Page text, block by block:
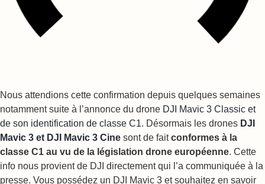
Nous attendions cette confirmation depuis quelques semaines
notamment suite à l’annonce du drone DJI Mavic 3 Classic et
de son identification de classe C1. Désormais les drones DJI
Mavic 3 et DJI Mavic 3 Cine sont de faitconformes à la
classe C1 au vu de la législation drone européenne. Cette
info nous provient de DJI directement qui l’a communiquée à la
presse. Vous possédez un DJI Mavic 3 et souhaitez en savoir